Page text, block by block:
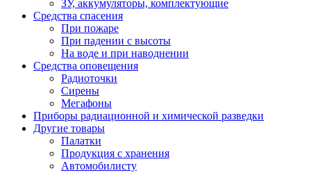
ЗУ, аккумуляторы, комплектующие
Средства спасения
При пожаре
При падении с высоты
На воде и при наводнении
Средства оповещения
Радиоточки
Сирены
Мегафоны
Приборы радиационной и химической разведки
Другие товары
Палатки
Продукция с хранения
Автомобилисту